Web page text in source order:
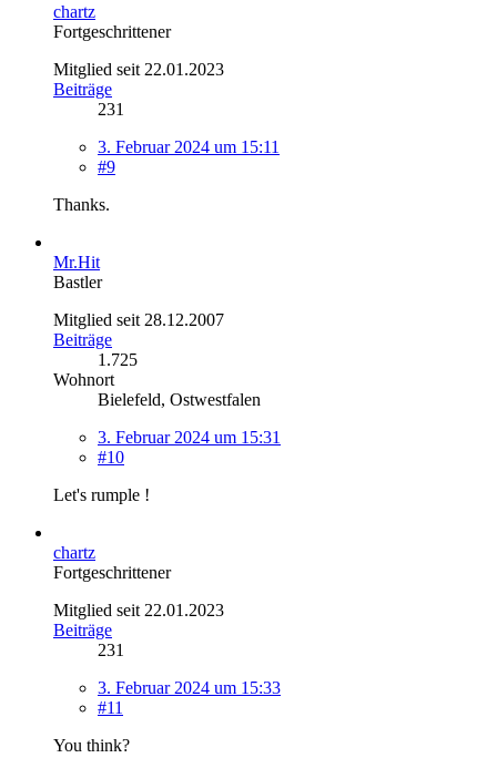
chartz
Fortgeschrittener
Mitglied seit 22.01.2023
Beiträge
231
3. Februar 2024 um 15:11
#9
Thanks.
Mr.Hit
Bastler
Mitglied seit 28.12.2007
Beiträge
1.725
Wohnort
Bielefeld, Ostwestfalen
3. Februar 2024 um 15:31
#10
Let's rumple !
chartz
Fortgeschrittener
Mitglied seit 22.01.2023
Beiträge
231
3. Februar 2024 um 15:33
#11
You think?